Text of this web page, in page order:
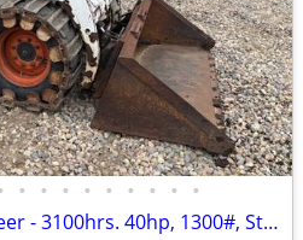
• • • • • • • • •
1994 Bobcat 753 Skid Steer - 3100hrs. 40hp, 1300#, Steel tracks